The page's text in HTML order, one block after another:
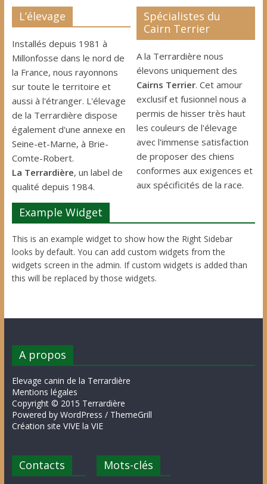
L’élevage
Installés depuis 1981 à
Millonfosse dans le nord de
la France, nous rayonnons
sur toute le territoire et
aussi à l'étranger. L'élevage
de la Terrardière dispose
également d'une annexe en
Seine-et-Marne, à Brie-
Comte-Robert.
La Terrardière, un label de
qualité depuis 1984.
Spécialistes du
Cairn Terrier
A la Terrardière nous
élevons uniquement des
Cairns Terrier. Cet amour
exclusif et fusionnel nous a
permis de hisser très haut
les couleurs de l'élevage
avec l'immense satisfaction
de proposer des chiens
conformes aux exigences et
aux spécificités de la race.
Example Widget
This is an example widget to show how the Right Sidebar
looks by default. You can add custom widgets from the
widgets screen in the admin. If custom widgets is added than
this will be replaced by those widgets.
A propos
Elevage canin de la Terrardière
Mentions légales
Copyright © 2015 Terrardière
Powered by WordPress / ThemeGrill
Création site VIVE la VIE
Contacts Mots-clés